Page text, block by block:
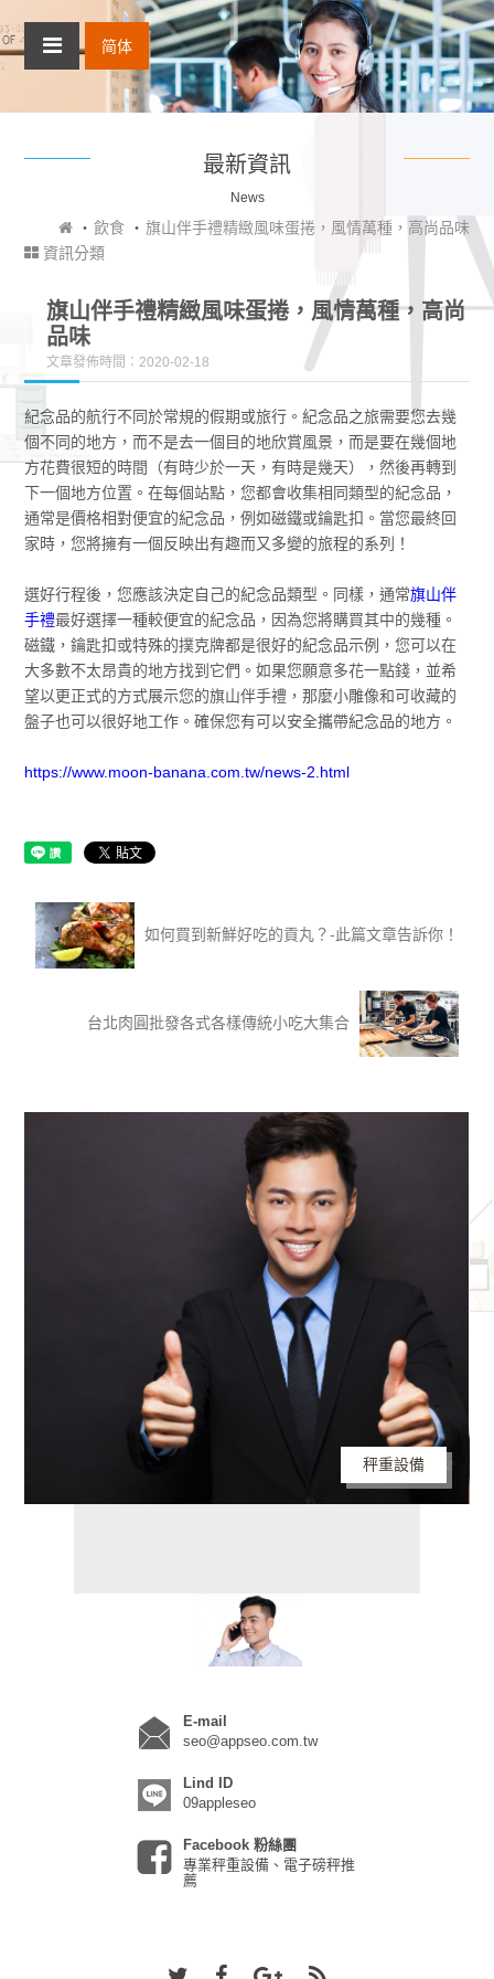
简体
最新資訊
News
飲食
旗山伴手禮精緻風味蛋捲，風情萬種，高尚品味
資訊分類
旗山伴手禮精緻風味蛋捲，風情萬種，高尚
品味
文章發佈時間：2020-02-18
紀念品的航行不同於常規的假期或旅行。紀念品之旅需要您去幾
個不同的地方，而不是去一個目的地欣賞風景，而是要在幾個地
方花費很短的時間（有時少於一天，有時是幾天），然後再轉到
下一個地方位置。在每個站點，您都會收集相同類型的紀念品，
通常是價格相對便宜的紀念品，例如磁鐵或鑰匙扣。當您最終回
家時，您將擁有一個反映出有趣而又多變的旅程的系列！
選好行程後，您應該決定自己的紀念品類型。同樣，通常旗山伴
手禮最好選擇一種較便宜的紀念品，因為您將購買其中的幾種。
磁鐵，鑰匙扣或特殊的撲克牌都是很好的紀念品示例，您可以在
大多數不太昂貴的地方找到它們。如果您願意多花一點錢，並希
望以更正式的方式展示您的旗山伴手禮，那麼小雕像和可收藏的
盤子也可以很好地工作。確保您有可以安全攜帶紀念品的地方。
https://www.moon-banana.com.tw/news-2.html
如何買到新鮮好吃的貢丸？-此篇文章告訴你！
台北肉圓批發各式各樣傳統小吃大集合
秤重設備
E-mail
seo@appseo.com.tw
Lind ID
09appleseo
Facebook 粉絲團
專業秤重設備、電子磅秤推
薦